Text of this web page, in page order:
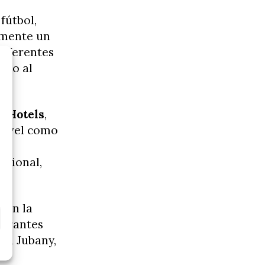
un
al
Hotels,
como
la
Jubany,